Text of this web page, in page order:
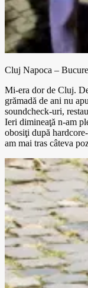
Cluj Napoca –
Mi-era dor de Cluj.
grămadă de ani nu
soundcheck-uri,
Ieri dimineaţă n-am
obosiţi după
am mai tras câteva